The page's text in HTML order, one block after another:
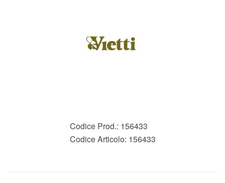
Codice Prod.: 156433
Codice Articolo: 156433